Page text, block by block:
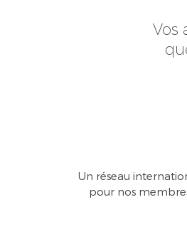
Vos
Un réseau
pour nos